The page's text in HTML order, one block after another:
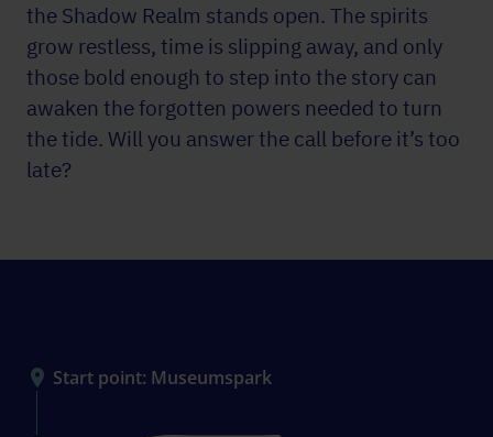
the Shadow Realm stands open. The spirits
grow restless, time is slipping away, and only
those bold enough to step into the story can
awaken the forgotten powers needed to turn
the tide. Will you answer the call before it’s too
late?
Start point: Museumspark